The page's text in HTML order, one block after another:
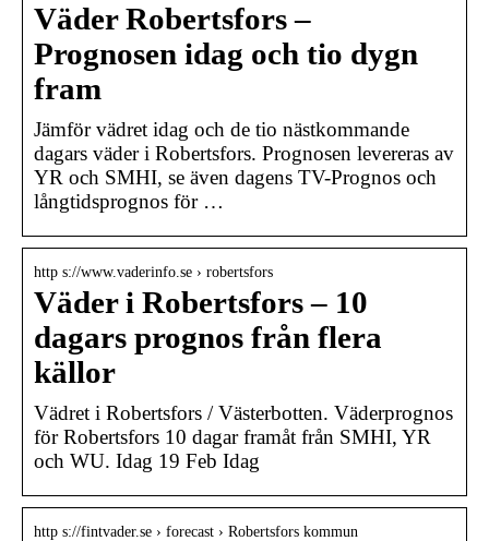
Väder Robertsfors –
Prognosen idag och tio dygn
fram
Jämför vädret idag och de tio nästkommande
dagars väder i Robertsfors. Prognosen levereras av
YR och SMHI, se även dagens TV-Prognos och
långtidsprognos för …
http s://www.vaderinfo.se › robertsfors
Väder i Robertsfors – 10
dagars prognos från flera
källor
Vädret i Robertsfors / Västerbotten. Väderprognos
för Robertsfors 10 dagar framåt från SMHI, YR
och WU. Idag 19 Feb Idag
http s://fintvader.se › forecast › Robertsfors kommun